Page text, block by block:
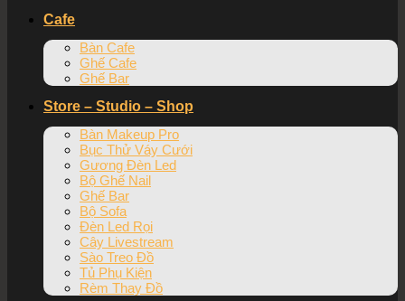
Cafe
Bàn Cafe
Ghế Cafe
Ghế Bar
Store – Studio – Shop
Bàn Makeup Pro
Bục Thử Váy Cưới
Gương Đèn Led
Bộ Ghế Nail
Ghế Bar
Bộ Sofa
Đèn Led Rọi
Cây Livestream
Sào Treo Đồ
Tủ Phụ Kiện
Rèm Thay Đồ